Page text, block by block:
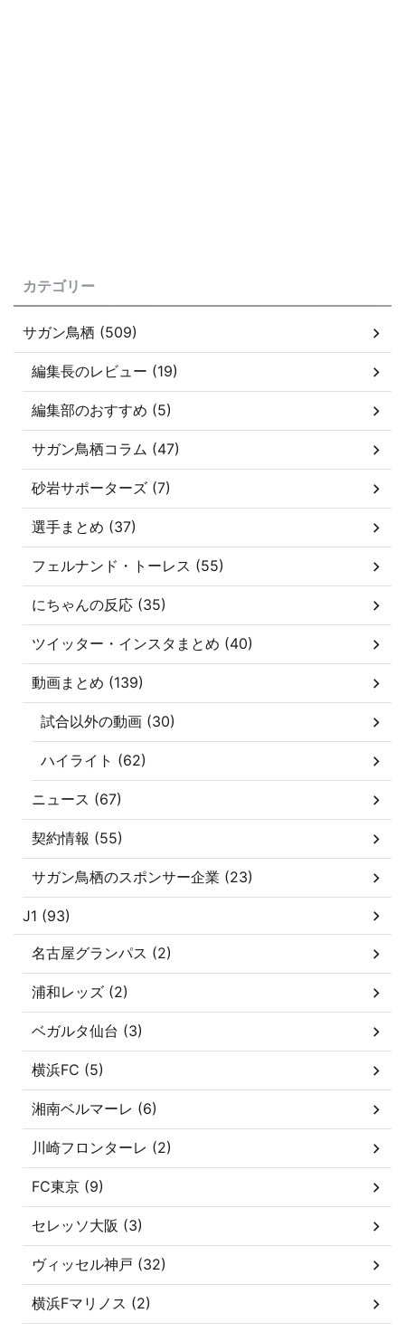
カテゴリー
サガン鳥栖 (509)
編集長のレビュー (19)
編集部のおすすめ (5)
サガン鳥栖コラム (47)
砂岩サポーターズ (7)
選手まとめ (37)
フェルナンド・トーレス (55)
にちゃんの反応 (35)
ツイッター・インスタまとめ (40)
動画まとめ (139)
試合以外の動画 (30)
ハイライト (62)
ニュース (67)
契約情報 (55)
サガン鳥栖のスポンサー企業 (23)
J1 (93)
名古屋グランパス (2)
浦和レッズ (2)
ベガルタ仙台 (3)
横浜FC (5)
湘南ベルマーレ (6)
川崎フロンターレ (2)
FC東京 (9)
セレッソ大阪 (3)
ヴィッセル神戸 (32)
横浜Fマリノス (2)